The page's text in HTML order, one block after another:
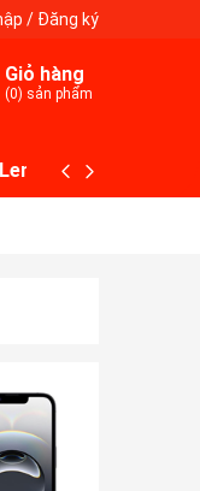
/ Đăng ký
Giỏ hàng
(0) sản phẩm
Lens máy ảnh